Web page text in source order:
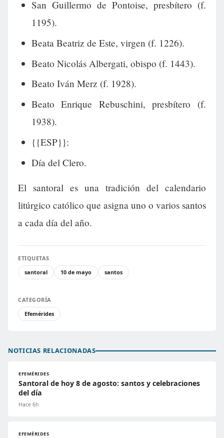
San Guillermo de Pontoise, presbítero (f.
1195).
Beata Beatriz de Este, virgen (f. 1226).
Beato Nicolás Albergati, obispo (f. 1443).
Beato Iván Merz (f. 1928).
Beato Enrique Rebuschini, presbítero (f.
1938).
{{ESP}}:
Día del Clero.
El santoral es una tradición del calendario
litúrgico católico que asigna uno o varios santos
a cada día del año.
ETIQUETAS
santoral
10 de mayo santos
CATEGORÍA
Efemérides
NOTICIAS RELACIONADAS
EFEMÉRIDES
Santoral de hoy 8 de agosto: santos y celebraciones
del día
Hace 6h
EFEMÉRIDES